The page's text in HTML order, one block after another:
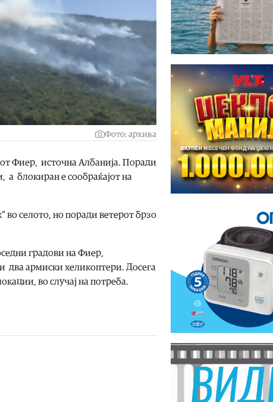
Фото: архива
Фиер, источна Албанија. Поради
а блокиран е сообраќајот на
во селото, но поради ветерот брзо
градови на Фиер,
два армиски хеликоптери. Досега
во случај на потреба.